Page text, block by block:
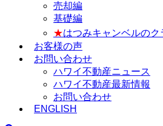
売却編
基礎編
★はつみキャンベルの
お客様の声
お問い合わせ
ハワイ不動産ニュース
ハワイ不動産最新情報
お問い合わせ
ENGLISH